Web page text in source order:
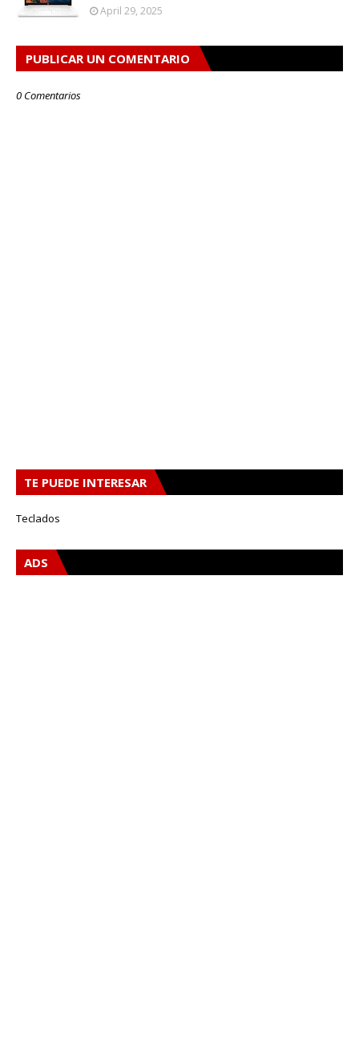
April 29, 2025
PUBLICAR UN COMENTARIO
0 Comentarios
TE PUEDE INTERESAR
Teclados
ADS